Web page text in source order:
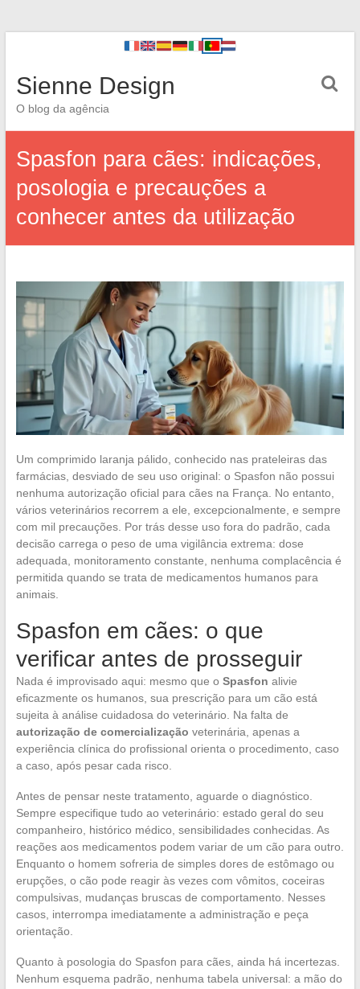
Sienne Design
O blog da agência
Spasfon para cães: indicações,
posologia e precauções a
conhecer antes da utilização
Um comprimido laranja pálido, conhecido nas prateleiras das
farmácias, desviado de seu uso original: o Spasfon não possui
nenhuma autorização oficial para cães na França. No entanto,
vários veterinários recorrem a ele, excepcionalmente, e sempre
com mil precauções. Por trás desse uso fora do padrão, cada
decisão carrega o peso de uma vigilância extrema: dose
adequada, monitoramento constante, nenhuma complacência é
permitida quando se trata de medicamentos humanos para
animais.
Spasfon em cães: o que
verificar antes de prosseguir
Nada é improvisado aqui: mesmo que o Spasfon alivie
eficazmente os humanos, sua prescrição para um cão está
sujeita à análise cuidadosa do veterinário. Na falta de
autorização de comercialização veterinária, apenas a
experiência clínica do profissional orienta o procedimento, caso
a caso, após pesar cada risco.
Antes de pensar neste tratamento, aguarde o diagnóstico.
Sempre especifique tudo ao veterinário: estado geral do seu
companheiro, histórico médico, sensibilidades conhecidas. As
reações aos medicamentos podem variar de um cão para outro.
Enquanto o homem sofreria de simples dores de estômago ou
erupções, o cão pode reagir às vezes com vômitos, coceiras
compulsivas, mudanças bruscas de comportamento. Nesses
casos, interrompa imediatamente a administração e peça
orientação.
Quanto à posologia do Spasfon para cães, ainda há incertezas.
Nenhum esquema padrão, nenhuma tabela universal: a mão do